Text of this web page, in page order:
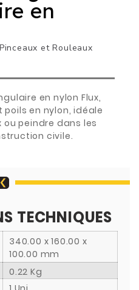
en
Pinceaux et Rouleaux
en nylon Flux,
en nylon, idéale
peindre dans les
civile.
TECHNIQUES
340.00 x 160.00 x
100.00 mm
0.22 Kg